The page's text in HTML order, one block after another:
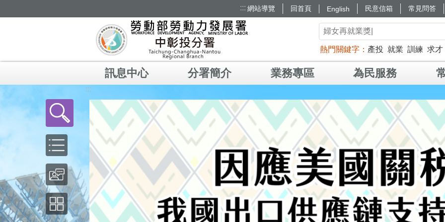
::: 網站導覽 回首頁 English 民意信箱 常見問答
熱門關鍵字 產投 就業 訓練 求才
訊息中心 分署簡介 業務專區 為民服務
:::